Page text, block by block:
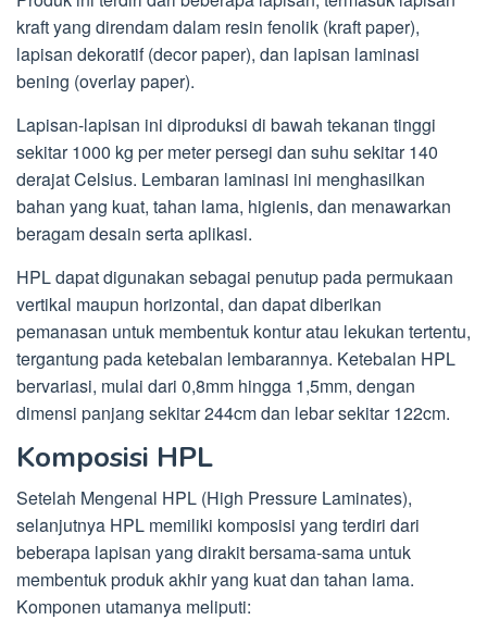
kraft yang direndam dalam resin fenolik (kraft paper),
lapisan dekoratif (decor paper), dan lapisan laminasi
bening (overlay paper).
Lapisan-lapisan ini diproduksi di bawah tekanan tinggi
sekitar 1000 kg per meter persegi dan suhu sekitar 140
derajat Celsius. Lembaran laminasi ini menghasilkan
bahan yang kuat, tahan lama, higienis, dan menawarkan
beragam desain serta aplikasi.
HPL dapat digunakan sebagai penutup pada permukaan
vertikal maupun horizontal, dan dapat diberikan
pemanasan untuk membentuk kontur atau lekukan tertentu,
tergantung pada ketebalan lembarannya. Ketebalan HPL
bervariasi, mulai dari 0,8mm hingga 1,5mm, dengan
dimensi panjang sekitar 244cm dan lebar sekitar 122cm.
Komposisi HPL
Setelah Mengenal HPL (High Pressure Laminates),
selanjutnya HPL memiliki komposisi yang terdiri dari
beberapa lapisan yang dirakit bersama-sama untuk
membentuk produk akhir yang kuat dan tahan lama.
Komponen utamanya meliputi: